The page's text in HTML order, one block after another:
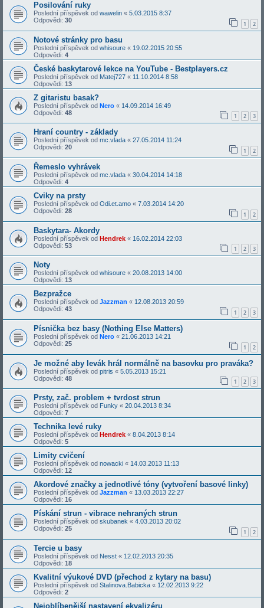
Posilování ruky
Poslední příspěvek od wawelin « 5.03.2015 8:37
Odpovědi: 30 1 2
Notové stránky pro basu
Poslední příspěvek od whisoure « 19.02.2015 20:55
Odpovědi: 4
České baskytarové lekce na YouTube - Bestplayers.cz
Poslední příspěvek od Matej727 « 11.10.2014 8:58
Odpovědi: 13
Z gitaristu basak?
Poslední příspěvek od Nero « 14.09.2014 16:49
Odpovědi: 48 1 2 3
Hraní country - základy
Poslední příspěvek od mc.vlada « 27.05.2014 11:24
Odpovědi: 20 1 2
Řemeslo vyhrávek
Poslední příspěvek od mc.vlada « 30.04.2014 14:18
Odpovědi: 4
Cviky na prsty
Poslední příspěvek od Odi.et.amo « 7.03.2014 14:20
Odpovědi: 28 1 2
Baskytara- Akordy
Poslední příspěvek od Hendrek « 16.02.2014 22:03
Odpovědi: 53 1 2 3
Noty
Poslední příspěvek od whisoure « 20.08.2013 14:00
Odpovědi: 13
Bezpražce
Poslední příspěvek od Jazzman « 12.08.2013 20:59
Odpovědi: 43 1 2 3
Písnička bez basy (Nothing Else Matters)
Poslední příspěvek od Nero « 21.06.2013 14:21
Odpovědi: 25 1 2
Je možné aby levák hrál normálně na basovku pro praváka?
Poslední příspěvek od pitris « 5.05.2013 15:21
Odpovědi: 48 1 2 3
Prsty, zač. problem + tvrdost strun
Poslední příspěvek od Funky « 20.04.2013 8:34
Odpovědi: 7
Technika levé ruky
Poslední příspěvek od Hendrek « 8.04.2013 8:14
Odpovědi: 5
Limity cvičení
Poslední příspěvek od nowacki « 14.03.2013 11:13
Odpovědi: 12
Akordové značky a jednotlivé tóny (vytvoření basové linky)
Poslední příspěvek od Jazzman « 13.03.2013 22:27
Odpovědi: 16
Pískání strun - vibrace nehraných strun
Poslední příspěvek od skubanek « 4.03.2013 20:02
Odpovědi: 25 1 2
Tercie u basy
Poslední příspěvek od Nesst « 12.02.2013 20:35
Odpovědi: 18
Kvalitní výukové DVD (přechod z kytary na basu)
Poslední příspěvek od Stalinova.Babicka « 12.02.2013 9:22
Odpovědi: 2
Nejoblíbenější nastavení ekvalizéru